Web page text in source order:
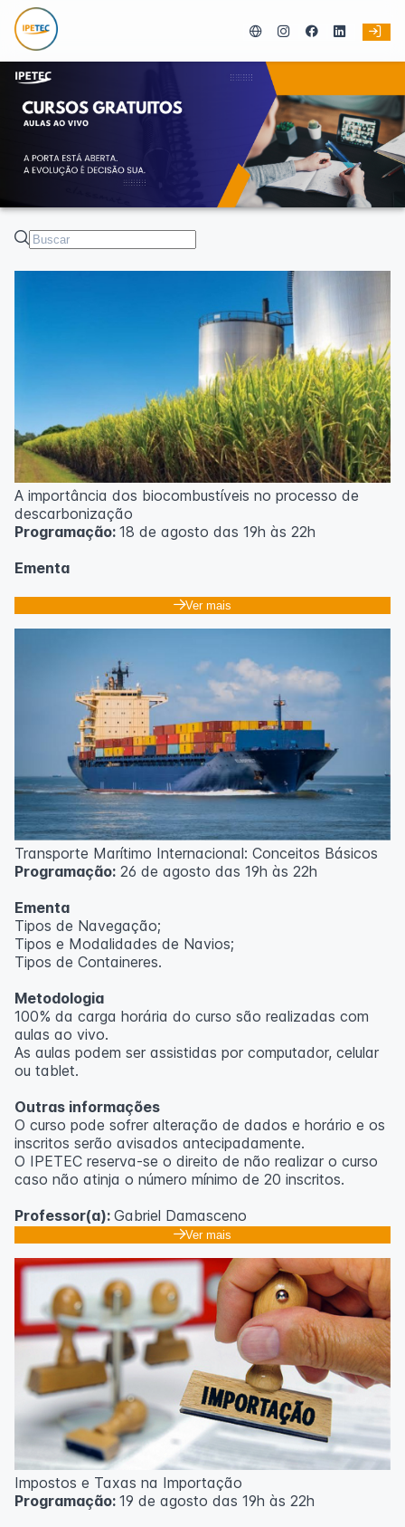
A importância dos biocombustíveis no processo de
descarbonização
Programação: 18 de agosto das 19h às 22h
Ementa
Classificação dos biocombustíveis. Culturas para
Tecnologias de produção de biodiesel.
Conceitos sobre biomassa de florestas energéticas.
Conceitos e fontes geradoras de biogás: Aterro
sanitário, estações de tratamento de esgoto e resíduos
agrícolas.
Biodigestores.
Usos e aplicações dos subprodutos da biodigestão.
Identificação das barreiras atuais à penetração de
tecnologia para biomassa; Biocombustíveis e transição
ecológica.
Metodologia
aulas ao vivo.
Outras informações
inscritos serão avisados ​​antecipadamente.
O IPETEC reserva-se o direito de não realizar o curso
caso não atinja o número mínimo de 20 inscritos.
Professora:
Ver mais
Transporte Marítimo Internacional: Conceitos Básicos
Programação: 26 de agosto das 19h às 22h
Ementa
Tipos de Navegação;
Tipos e Modalidades de Navios;
Tipos de Containeres.
Metodologia
100% da carga horária do curso são realizadas com
aulas ao vivo.
As aulas podem ser assistidas por computador, celular
ou tablet.
Outras informações
O curso pode sofrer alteração de dados e horário e os
inscritos serão avisados ​​antecipadamente.
O IPETEC reserva-se o direito de não realizar o curso
caso não atinja o número mínimo de 20 inscritos.
Professor(a): Gabriel Damasceno
Ver mais
Impostos e Taxas na Importação
Programação: 19 de agosto das 19h às 22h